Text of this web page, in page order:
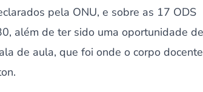
pela ONU, e sobre as 17 ODS
além de ter sido uma oportunidade de
de aula, que foi onde o corpo docente